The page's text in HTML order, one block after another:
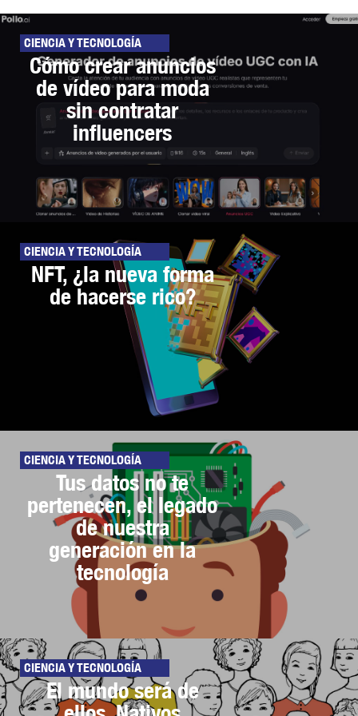
CIENCIA Y TECNOLOGÍA
Cómo crear anuncios
de vídeo para moda
sin contratar
influencers
CIENCIA Y TECNOLOGÍA
NFT, ¿la nueva forma
de hacerse rico?
CIENCIA Y TECNOLOGÍA
Tus datos no te
pertenecen, el legado
de nuestra
generación en la
tecnología
CIENCIA Y TECNOLOGÍA
El mundo será de